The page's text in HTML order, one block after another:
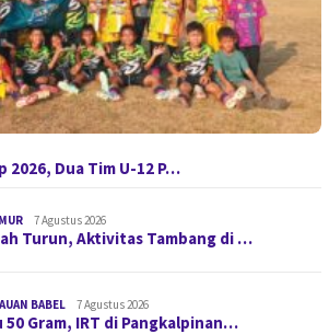
2026, Dua Tim U-12 P…
7 Agustus 2026
Turun, Aktivitas Tambang di …
BABEL 7 Agustus 2026
50 Gram, IRT di Pangkalpinan…